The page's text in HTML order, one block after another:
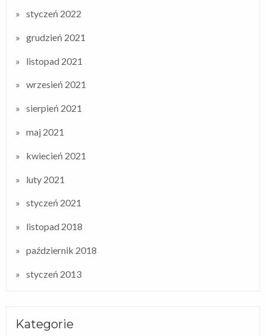
styczeń 2022
grudzień 2021
listopad 2021
wrzesień 2021
sierpień 2021
maj 2021
kwiecień 2021
luty 2021
styczeń 2021
listopad 2018
październik 2018
styczeń 2013
Kategorie